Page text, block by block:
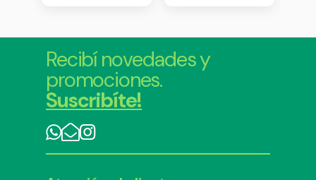
Recibí novedades y
promociones.
Suscribíte!